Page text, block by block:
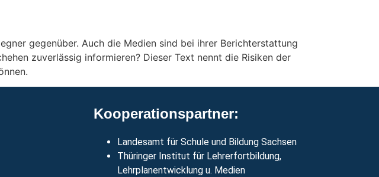
gegenüber. Auch die Medien sind bei ihrer Berichterstattung
zuverlässig informieren? Dieser Text nennt die Risiken der
Kooperationspartner:
Landesamt für Schule und Bildung Sachsen
Thüringer Institut für Lehrerfortbildung,
Lehrplanentwicklung u. Medien